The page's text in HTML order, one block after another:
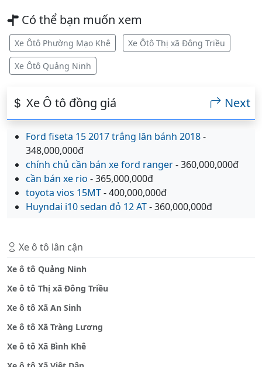
Có thể bạn muốn xem
Xe Ôtô Phường Mạo Khê Xe Ôtô Thị xã Đông Triều
Xe Ôtô Quảng Ninh
Xe Ô tô đồng giá Next
Ford fiseta 15 2017 trắng lăn bánh 2018-
348,000,000đ
chính chủ cần bán xe ford ranger- 360,000,000đ
cần bán xe rio - 365,000,000đ
toyota vios 15MT- 400,000,000đ
Huyndai i10 sedan đỏ 12 AT- 360,000,000đ
Xe ô tô lân cận
Xe ô tô Quảng Ninh
Xe ô tô Thị xã Đông Triều
Xe ô tô Xã An Sinh
Xe ô tô Xã Tràng Lương
Xe ô tô Xã Bình Khê